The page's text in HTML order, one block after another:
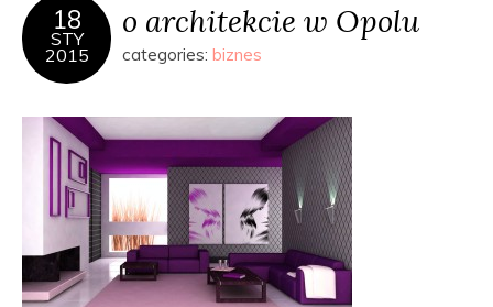
18
STY
2015
o architekcie w Opolu
categories: biznes